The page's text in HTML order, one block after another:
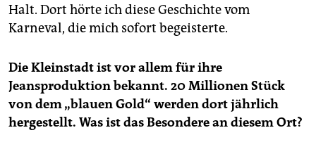
Halt. Dort hörte ich diese Geschichte vom
Karneval, die mich sofort begeisterte.
Die Kleinstadt ist vor allem für ihre
Jeansproduktion bekannt. 20 Millionen Stück
von dem „blauen Gold“ werden dort jährlich
hergestellt. Was ist das Besondere an diesem Ort?